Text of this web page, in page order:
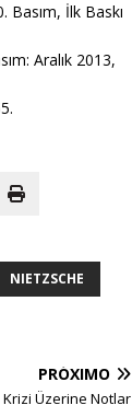
Basım, İlk Baskı
Aralık 2013,
NIETZSCHE
PRÓXIMO
Üzerine Notlar